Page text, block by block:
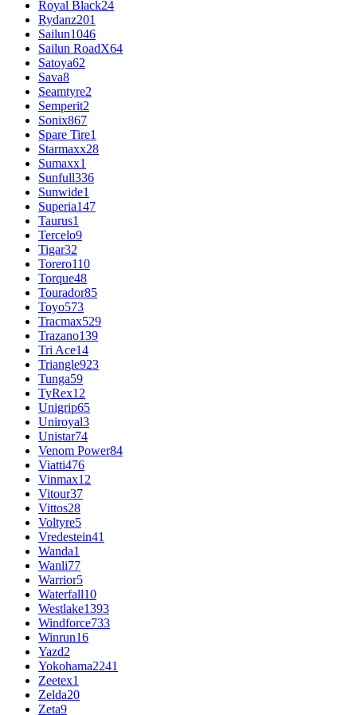
Royal Black24
Rydanz201
Sailun1046
Sailun RoadX64
Satoya62
Sava8
Seamtyre2
Semperit2
Sonix867
Spare Tire1
Starmaxx28
Sumaxx1
Sunfull336
Sunwide1
Superia147
Taurus1
Tercelo9
Tigar32
Torero110
Torque48
Tourador85
Toyo573
Tracmax529
Trazano139
Tri Ace14
Triangle923
Tunga59
TyRex12
Unigrip65
Uniroyal3
Unistar74
Venom Power84
Viatti476
Vinmax12
Vitour37
Vittos28
Voltyre5
Vredestein41
Wanda1
Wanli77
Warrior5
Waterfall10
Westlake1393
Windforce733
Winrun16
Yazd2
Yokohama2241
Zeetex1
Zelda20
Zeta9